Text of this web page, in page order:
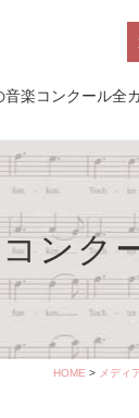
音楽コンクール全
ンク
HOME > メディ